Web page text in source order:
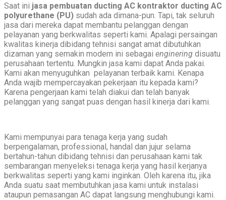
Saat ini jasa pembuatan ducting AC kontraktor ducting AC
polyurethane (PU) sudah ada dimana-pun. Tapi, tak seluruh
jasa dari mereka dapat membantu pelanggan dengan
pelayanan yang berkwalitas seperti kami. Apalagi persaingan
kwalitas kinerja dibidang tehnisi sangat amat dibutuhkan
dizaman yang semakin modern ini sebagai enginering disuatu
perusahaan tertentu. Mungkin jasa kami dapat Anda pakai.
Kami akan menyuguhkan pelayanan terbaik kami. Kenapa
Anda wajib mempercayakan pekerjaan itu kepada kami?
Karena pengerjaan kami telah diakui dan telah banyak
pelanggan yang sangat puas dengan hasil kinerja dari kami.
Kami mempunyai para tenaga kerja yang sudah
berpengalaman, professional, handal dan jujur selama
bertahun-tahun dibidang tehnisi dan perusahaan kami tak
sembarangan menyeleksi tenaga kerja yang hasil kerjanya
berkwalitas seperti yang kami inginkan. Oleh karena itu, jika
Anda suatu saat membutuhkan jasa kami untuk instalasi
ataupun pemasangan AC dapat langsung menghubungi kami.